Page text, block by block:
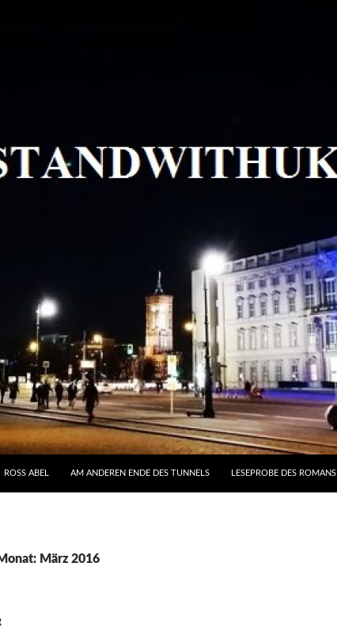
ROSS ABEL AM ANDEREN ENDE DES TUNNELS LESEPROBE DES ROMANS
März 2016